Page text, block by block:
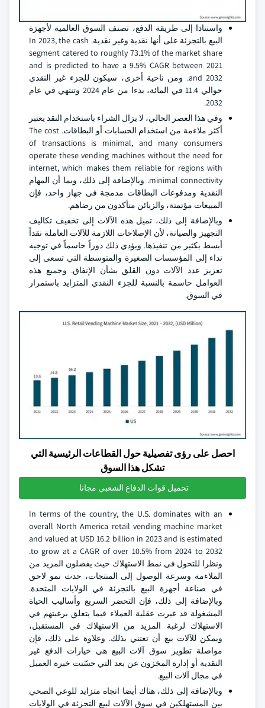
واستنادا إلى طريقة الدفع، تصنف السوق العالمية لأجهزة
البيع بالتجزئة على أنها نقدية وغير نقدية. In 2023, the cash
segment catered to roughly 73.1% of the market share
and is predicted to have a 9.5% CAGR between 2021
and 2032. ومن ناحية أخرى، سيكون للجزء غير النقدي
حوالي 11.4 في المائة، بدءا من عام 2024 وتنتهي في عام
2032.
وفي هذا العصر الحالي، لا يزال الشراء باستخدام النقد يعتبر
أكثر ملاءمة من استخدام الحسابات أو البطاقات. The cost
of transactions is minimal, and many consumers
operate these vending machines without the need for
internet, which makes them reliable for regions with
minimal connectivity. وبالإضافة إلى ذلك، وبما أن المهام
النقدية ومدفوعات البطاقات مدمجة في جهاز واحد، فإن
المبيعات مؤتمتة، والزبائن متأكدون من رضاهم.
وبالإضافة إلى ذلك، تميل هذه الآلات إلى تخفيف تكاليف
التجهيز والصيانة، لأن الإصلاحات اللازمة للآلات العاملة نقداً
أبسط بكثير من تنفيذها. ويؤدي ذلك دوراً حاسماً في توجيه
نداء إلى المؤسسات الصغيرة والمتوسطة التي تسعى إلى
تعزيز عدد الآلات دون القلق بشأن الإنفاق. وجميع هذه
العوامل حاسمة بالنسبة للجزء النقدي المتزايد باستمرار
في السوق.
احصل على رؤى تفصيلية حول القطاعات الرئيسية التي
تشكل هذا السوق
تحميل قوات الدفاع الشعبي مجانا
In terms of the country, the U.S. dominates with an
overall North America retail vending machine market
and valued at USD 16.2 billion in 2023 and is estimated
to grow at a CAGR of over 10.5% from 2024 to 2032.
ونظرا للتحول في نمط الاستهلاك حيث يفضلون المزيد من
الملاءمة وسرعة الوصول إلى المنتجات، حدث نمو لاحق
في صناعة أجهزة البيع بالتجزئة في الولايات المتحدة.
وبالإضافة إلى ذلك، فإن التحضر السريع وأساليب الحياة
المشغولة قد غيرت عقلية العملاء فيما يتعلق برغبتهم في
الاستهلاك لرغبة المزيد من الاستهلاك في المستقبل،
ويمكن للآلات بيع أن تعتني بذلك. وعلاوة على ذلك، فإن
مواصلة تطوير سوق آلات البيع هي خيارات الدفع غير
النقدية أو إدارة المخزون عن بعد التي حسّنت خبرة العميل
في مجال آلات البيع.
وبالإضافة إلى ذلك، هناك أيضا اتجاه متزايد للوعي الصحي
بين المستهلكين في سوق الآلات لبيع التجزئة في الولايات